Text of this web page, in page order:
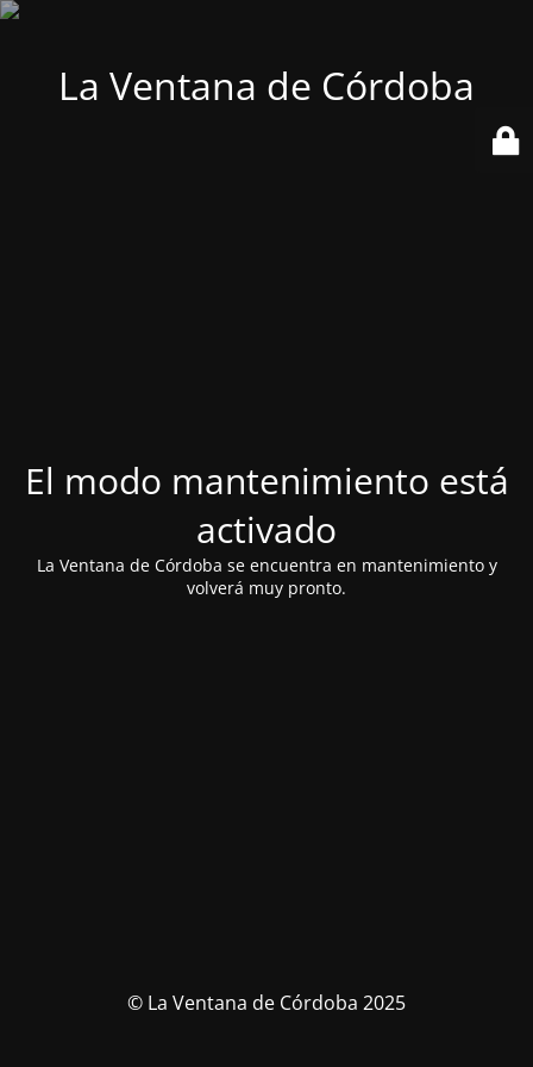
La Ventana de Córdoba
El modo mantenimiento está
activado
La Ventana de Córdoba se encuentra en mantenimiento y
volverá muy pronto.
© La Ventana de Córdoba 2025